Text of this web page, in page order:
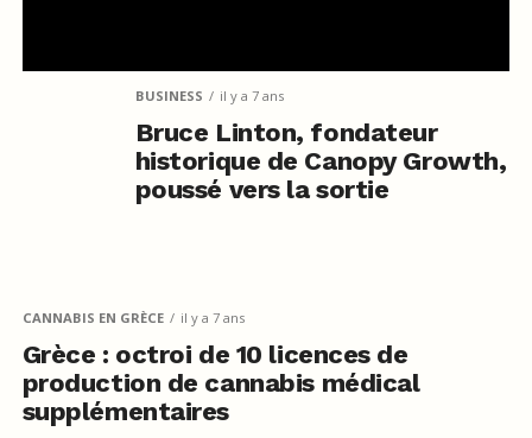
BUSINESS il y a 7 ans
Bruce Linton, fondateur
historique de Canopy Growth,
poussé vers la sortie
CANNABIS EN GRÈCE il y a 7 ans
Grèce : octroi de 10 licences de
production de cannabis médical
supplémentaires